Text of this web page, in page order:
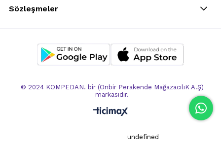
Sözleşmeler
© 2024 KOMPEDAN. bir (Onbir Perakende MağazacılıK A.Ş)
markasıdır.
undefined